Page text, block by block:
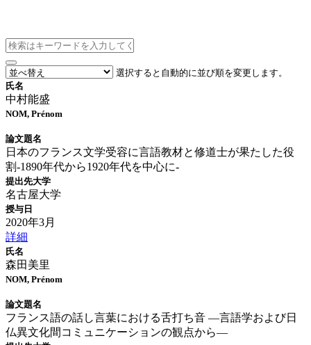
選択すると自動的に並び順を変更します。
氏名
中村能盛
NOM, Prénom
論文題名
日本のフランス文学受容に言語教材と修道士が果たした役
割-1890年代から1920年代を中心に-
提出先大学
名古屋大学
授与日
2020年3月
詳細
氏名
森田美里
NOM, Prénom
論文題名
フランス語の話し言葉における舌打ち音 ―言語学および日
仏異文化間コミュニケーションの観点から―